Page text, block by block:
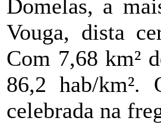
Domelas, a
Vouga, dista
Com 7,68 km²
86,2 hab/km².
celebrada na